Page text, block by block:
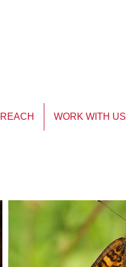
WORK WITH US